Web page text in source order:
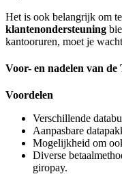
Het is ook belangrijk om
klantenondersteuning
kantooruren, moet je
Voor- en nadelen van
Voordelen
Verschillende
Aanpasbare
Mogelijkheid om
Diverse
giropay.